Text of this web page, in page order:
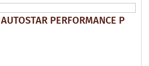
PERFORMANCE P